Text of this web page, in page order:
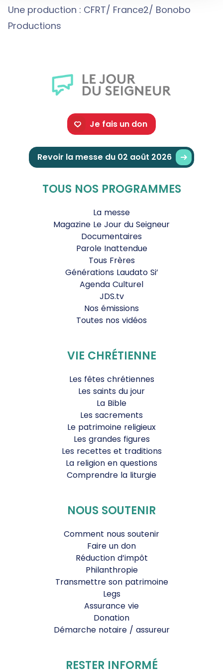
Une production : CFRT/ France2/ Bonobo
Productions
Je fais un don
Revoir la messe du 02 août 2026
TOUS NOS PROGRAMMES
La messe
Magazine Le Jour du Seigneur
Documentaires
Parole Inattendue
Tous Frères
Générations Laudato Si’
Agenda Culturel
JDS.tv
Nos émissions
Toutes nos vidéos
VIE CHRÉTIENNE
Les fêtes chrétiennes
Les saints du jour
La Bible
Les sacrements
Le patrimoine religieux
Les grandes figures
Les recettes et traditions
La religion en questions
Comprendre la liturgie
NOUS SOUTENIR
Comment nous soutenir
Faire un don
Réduction d’impôt
Philanthropie
Transmettre son patrimoine
Legs
Assurance vie
Donation
Démarche notaire / assureur
RESTER INFORMÉ